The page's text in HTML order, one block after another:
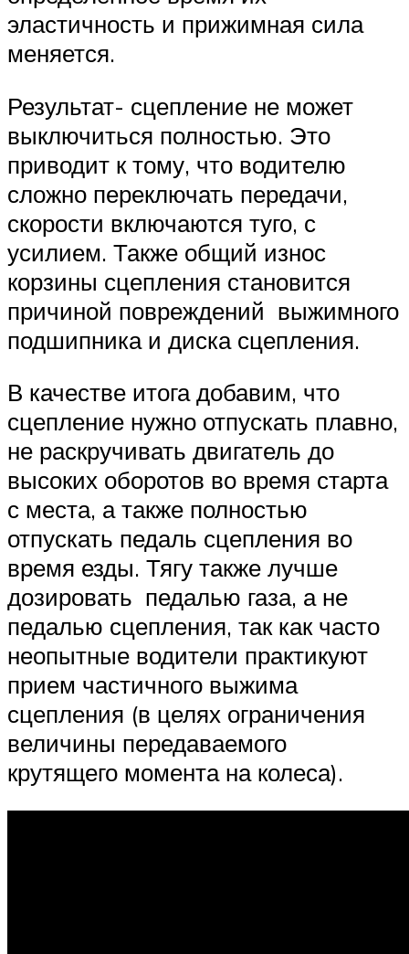
эластичность и прижимная сила
меняется.
Результат- сцепление не может
выключиться полностью. Это
приводит к тому, что водителю
сложно переключать передачи,
скорости включаются туго, с
усилием. Также общий износ
корзины сцепления становится
причиной повреждений выжимного
подшипника и диска сцепления.
В качестве итога добавим, что
сцепление нужно отпускать плавно,
не раскручивать двигатель до
высоких оборотов во время старта
с места, а также полностью
отпускать педаль сцепления во
время езды. Тягу также лучше
дозировать педалью газа, а не
педалью сцепления, так как часто
неопытные водители практикуют
прием частичного выжима
сцепления (в целях ограничения
величины передаваемого
крутящего момента на колеса).